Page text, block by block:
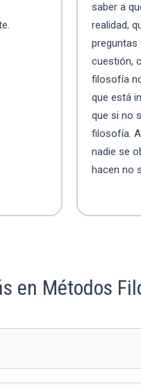
saber a
realidad,
preguntas
cuestión,
filosofía
que está
que si no
filosofía.
nadie se
hacen no
en Métodos